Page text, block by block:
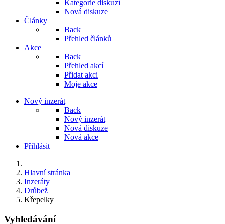
Kategorie diskuzí
Nová diskuze
Články
Back
Přehled článků
Akce
Back
Přehled akcí
Přidat akci
Moje akce
Nový inzerát
Back
Nový inzerát
Nová diskuze
Nová akce
Přihlásit
Hlavní stránka
Inzeráty
Drůbež
Křepelky
Vyhledávání